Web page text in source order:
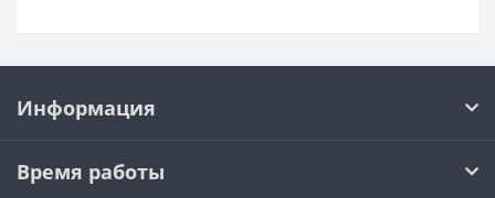
Информация
Время работы